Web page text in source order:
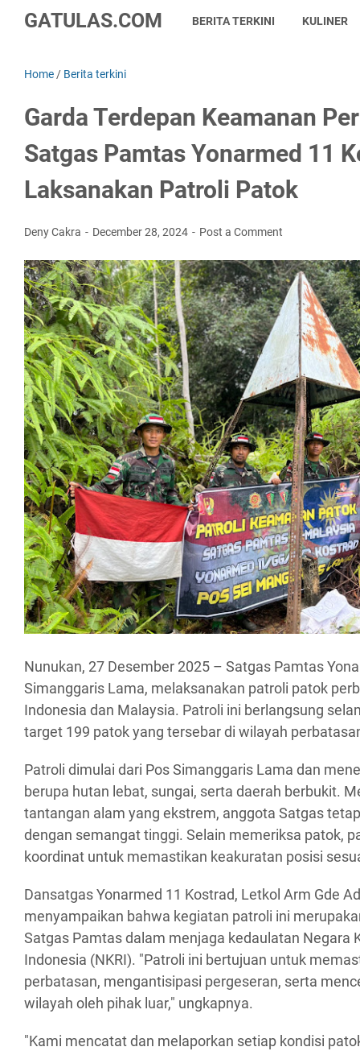
GATULAS.COM BERITA TERKINI KULINER
Home / Berita terkini
Garda Terdepan Keamanan
Satgas Pamtas Yonarmed 11
Laksanakan Patroli Patok
Deny Cakra December 28, 2024 Post a Comment
Nunukan, 27 Desember 2025 – Satgas Pamtas
Simanggaris Lama, melaksanakan patroli patok
Indonesia dan Malaysia. Patroli ini berlangsung
target 199 patok yang tersebar di wilayah
Patroli dimulai dari Pos Simanggaris Lama dan
berupa hutan lebat, sungai, serta daerah berbukit.
tantangan alam yang ekstrem, anggota Satgas
dengan semangat tinggi. Selain memeriksa patok,
koordinat untuk memastikan keakuratan posisi
Dansatgas Yonarmed 11 Kostrad, Letkol Arm Gde
menyampaikan bahwa kegiatan patroli ini
Satgas Pamtas dalam menjaga kedaulatan Negara
Indonesia (NKRI). "Patroli ini bertujuan untuk
perbatasan, mengantisipasi pergeseran, serta
wilayah oleh pihak luar," ungkapnya.
"Kami mencatat dan melaporkan setiap kondisi